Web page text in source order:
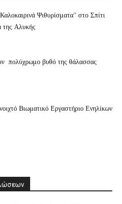
Ψιθυρίσματα” στο Σπίτι
Αλυκής
πολύχρωμο βυθό της θάλασσας
Βιωματικό Εργαστήριο Ενηλίκων